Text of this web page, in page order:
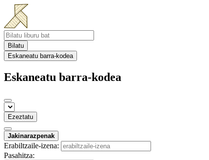
Bilatu
Eskaneatu barra-kodea
Eskaneatu barra-kodea
Ezeztatu
Jakinarazpenak
Erabiltzaile-izena:
Pasahitza: